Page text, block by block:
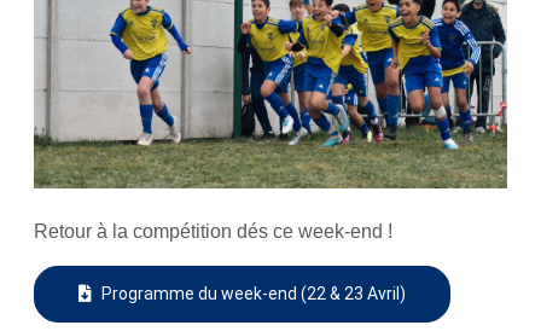
Retour à la compétition dés ce week-end !
Programme du week-end (22 & 23 Avril)